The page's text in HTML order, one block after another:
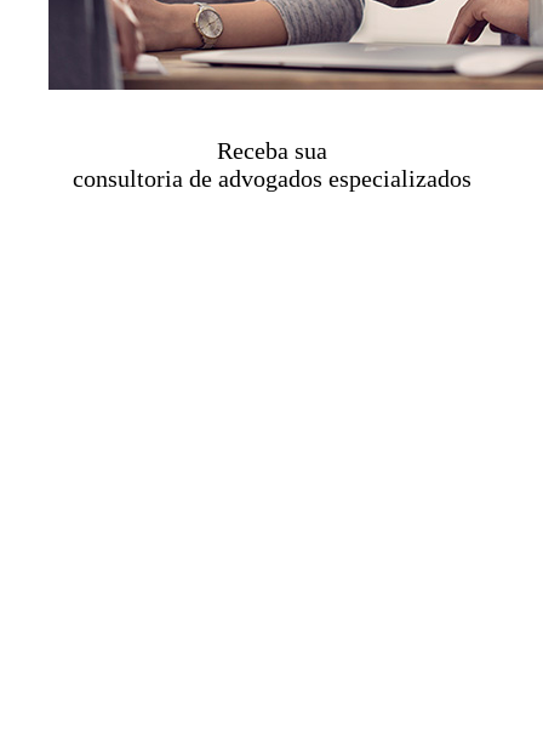
Receba sua
consultoria de advogados especializados